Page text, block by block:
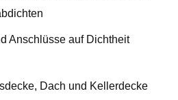
Anschlüsse auf Dichtheit
Dach und Kellerdecke